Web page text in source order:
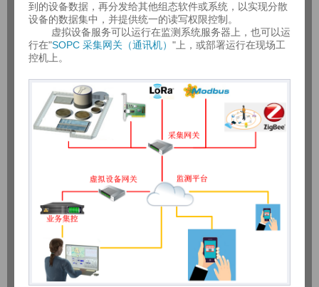
到的设备数据，再分发给其他组态软件或系统，以实现分散
设备的数据集中，并提供统一的读写权限控制。
虚拟设备服务可以运行在监测系统服务器上，也可以运
行在"SOPC 采集网关（通讯机） "上，或部署运行在现场工
控机上。